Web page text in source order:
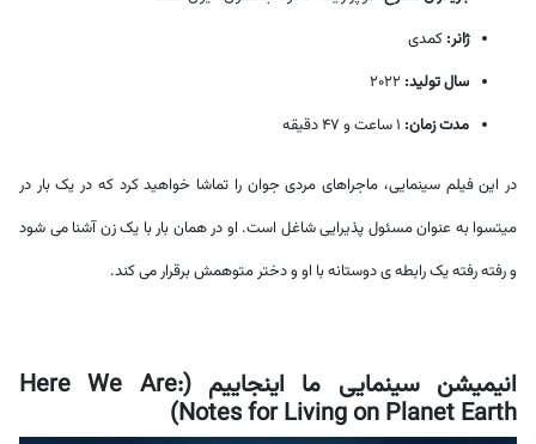
ژانر: کمدی
سال تولید:
مدت زمان:
در این فیلم سینمایی، ماجراهای مردی جوان را تماشا خواهید کرد که در یک بار در
میتسوا به عنوان مسئول پذیرایی شاغل است. او در همان بار با یک زن آشنا می شود
و رفته رفته یک رابطه ی دوستانه با او و دختر متوهمش برقرار می کند.
انیمیشن سینمایی ما اینجاییم (Here We Are:
Notes for Living on Planet Earth)